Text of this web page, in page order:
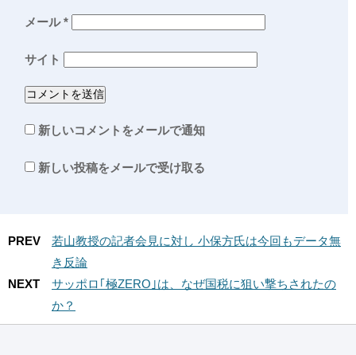
メール*
サイト
新しいコメントをメールで通知
新しい投稿をメールで受け取る
PREV
若山教授の記者会見に対し 小保方氏は今回もデータ無
き反論
NEXT
サッポロ｢極ZERO｣は、なぜ国税に狙い撃ちされたの
か？